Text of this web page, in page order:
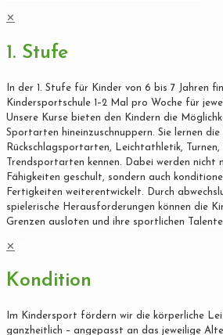
✕
1. Stufe
In der 1. Stufe für Kinder von 6 bis 7 Jahren
Kindersportschule 1–2 Mal pro Woche für
Unsere Kurse bieten den Kindern die
Sportarten hineinzuschnuppern. Sie lernen
Rückschlagsportarten, Leichtathletik,
Trendsportarten kennen. Dabei werden nicht
Fähigkeiten geschult, sondern auch
Fertigkeiten weiterentwickelt. Durch
spielerische Herausforderungen können die
Grenzen ausloten und ihre sportlichen Talente
✕
Kondition
Im Kindersport fördern wir die körperliche
ganzheitlich – angepasst an das jeweilige